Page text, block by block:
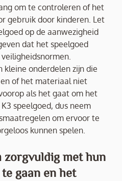
om te controleren of het
gebruik door kinderen. Let
op de aanwezigheid
dat het speelgoed
kleine onderdelen zijn die
of het materiaal niet
als het gaat om het
speelgoed, dus neem
om ervoor te
kunnen spelen.
zorgvuldig met hun
gaan en het